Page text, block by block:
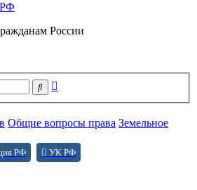
РФ
России
Поиск
Общие вопросы права Земельное
РФ УК РФ